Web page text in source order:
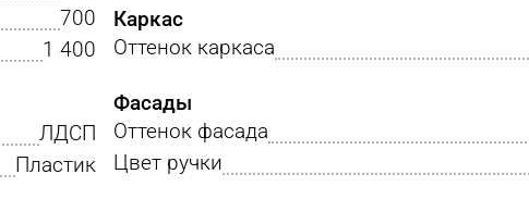
700
1 400
ЛДСП
Пластик
Каркас
Оттенок каркаса
Фасады
Оттенок фасада
Цвет ручки